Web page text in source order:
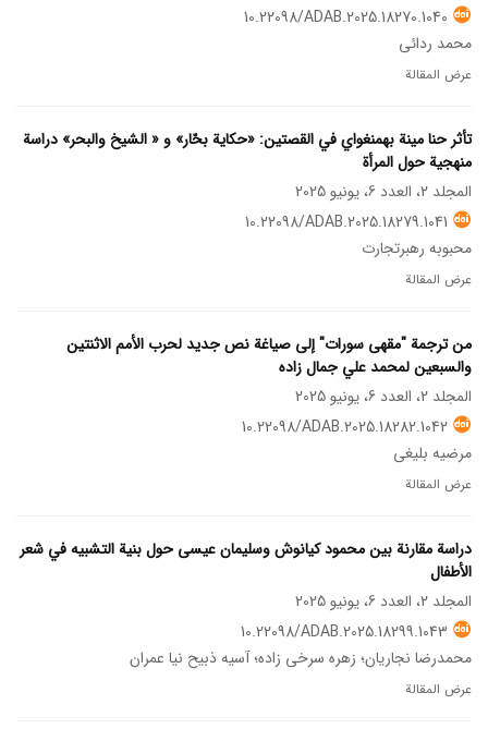
10.22098/ADAB.2025.18270.1040
محمد ردائی
عرض المقالة
تأثر حنا مينة بهمنغواي في القصتين: «حكاية بحّار» و « الشيخ والبحر» دراسة
منهجیة حول المرأة
المجلد 2، العدد 6، يونيو 2025
10.22098/ADAB.2025.18279.1041
محبوبه رهبرتجارت
عرض المقالة
من ترجمة "مقهى سورات" إلى صياغة نص جديد لحرب الأمم الاثنتين
والسبعين لمحمد علي جمال زاده
المجلد 2، العدد 6، يونيو 2025
10.22098/ADAB.2025.18282.1042
مرضیه بلیغی
عرض المقالة
دراسة مقارنة بین محمود كيانوش وسليمان عيسى حول بنية التشبيه في شعر
الأطفال
المجلد 2، العدد 6، يونيو 2025
10.22098/ADAB.2025.18299.1043
محمدرضا نجاریان؛ زهره سرخی زاده؛ آسیه ذبیح نیا عمران
عرض المقالة